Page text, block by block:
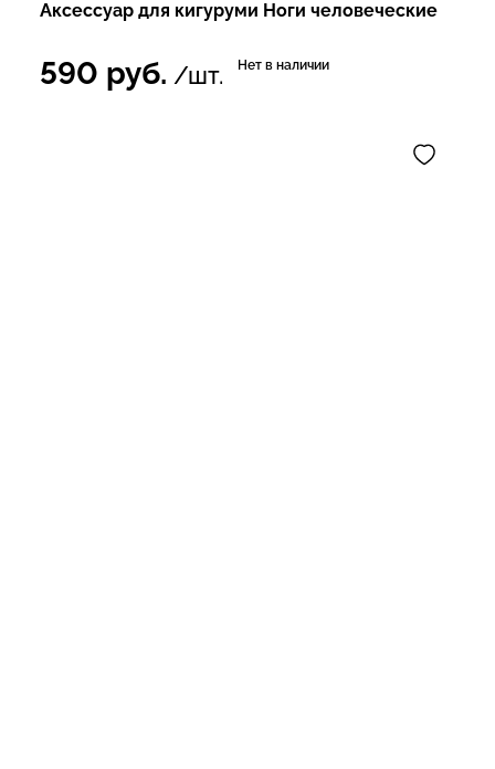
Аксессуар для кигуруми Ноги человеческие
590 руб. /шт. Нет в наличии